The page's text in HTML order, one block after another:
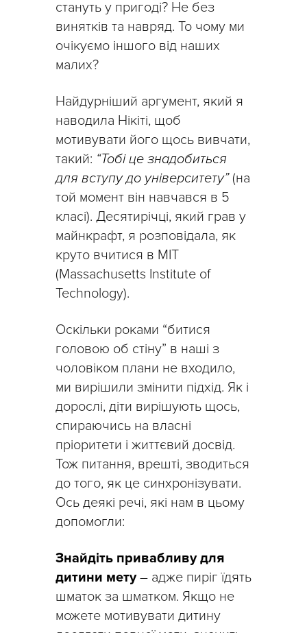
стануть у пригоді? Не без
винятків та навряд. То чому ми
очікуємо іншого від наших
малих?
Найдурніший аргумент, який я
наводила Нікіті, щоб
мотивувати його щось вивчати,
такий: “Тобі це знадобиться
для вступу до університету”(на
той момент він навчався в 5
класі). Десятирічці, який грав у
майнкрафт, я розповідала, як
круто вчитися в MIT
(Massachusetts Institute of
Technology).
Оскільки роками “битися
головою об стіну” в наші з
чоловіком плани не входило,
ми вирішили змінити підхід. Як і
дорослі, діти вирішують щось,
спираючись на власні
пріоритети і життєвий досвід.
Тож питання, врешті, зводиться
до того, як це синхронізувати.
Ось деякі речі, які нам в цьому
допомогли:
Знайдіть привабливу для
дитини мету– адже пиріг їдять
шматок за шматком. Якщо не
можете мотивувати дитину